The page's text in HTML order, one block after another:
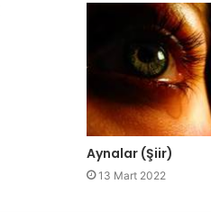
Aynalar (Şiir)
13 Mart 2022